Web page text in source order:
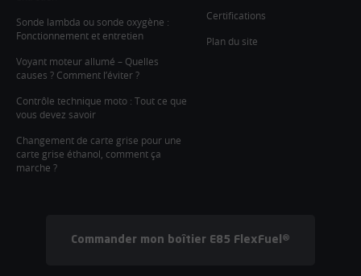
Sonde lambda ou sonde oxygène :
Fonctionnement et entretien
Voyant moteur allumé – Quelles
causes ? Comment l’éviter ?
Contrôle technique moto : Tout ce que
vous devez savoir
Changement de carte grise pour une
carte grise éthanol, comment ça
marche ?
Certifications
Plan du site
Commander mon boîtier E85 FlexFuel®